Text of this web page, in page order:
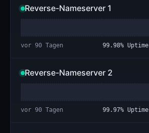
Reverse-Nameserver 1
vor 90 Tagen 99.98% Uptime
Reverse-Nameserver 2
vor 90 Tagen 99.97% Uptime